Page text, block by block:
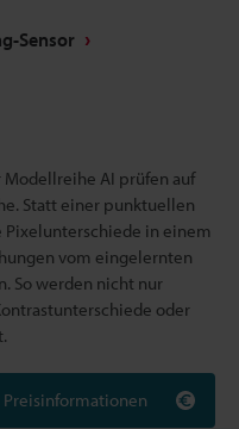
Sensor
AI prüfen auf
Statt einer punktuellen
Pixelunterschiede in einem
vom eingelernten
So werden nicht nur
oder
Preisinformationen